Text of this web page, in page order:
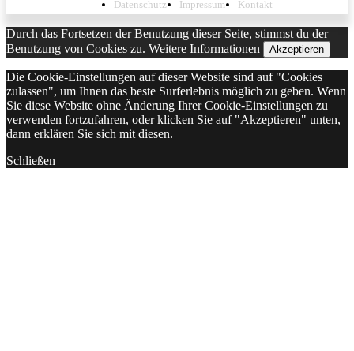
Datenschutz Impressum Kontakt
Durch das Fortsetzen der Benutzung dieser Seite, stimmst du der
Benutzung von Cookies zu. Weitere Informationen Akzeptieren
Die Cookie-Einstellungen auf dieser Website sind auf "Cookies
zulassen", um Ihnen das beste Surferlebnis möglich zu geben. Wenn
Sie diese Website ohne Änderung Ihrer Cookie-Einstellungen zu
verwenden fortzufahren, oder klicken Sie auf "Akzeptieren" unten,
dann erklären Sie sich mit diesen.
Schließen